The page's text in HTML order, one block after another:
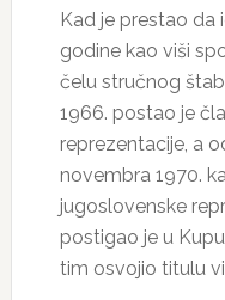
Kad je prestao da
godine kao viši
čelu stručnog
1966. postao je
reprezentacije, a
novembra 1970.
jugoslovenske
postigao je u
tim osvojio titulu